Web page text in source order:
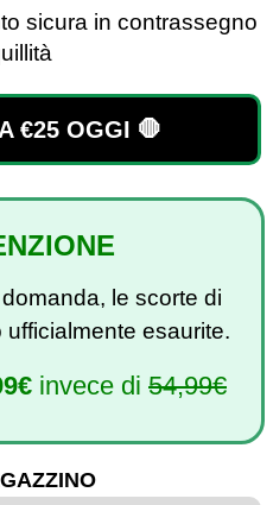
sicura in contrassegno
€25 OGGI 🛑
le scorte di
esaurite.
invece di 54,99€